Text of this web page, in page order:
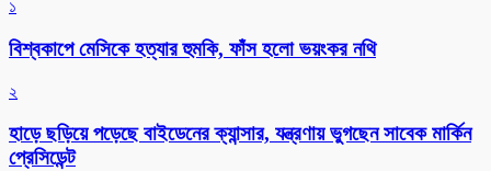
১
বিশ্বকাপে মেসিকে হত্যার হুমকি, ফাঁস হলো ভয়ংকর নথি
২
হাড়ে ছড়িয়ে পড়েছে বাইডেনের ক্যান্সার, যন্ত্রণায় ভুগছেন সাবেক মার্কিন
প্রেসিডেন্ট